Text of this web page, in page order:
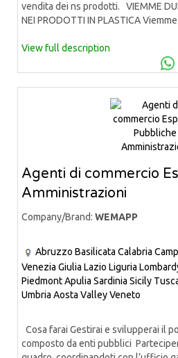
vendita dei ns prodotti. VIEMME
NEI PRODOTTI IN PLASTICA
View full description
Agenti di commercio
Amministrazioni
Company/Brand: WEMAPP
Abruzzo Basilicata Calabria
Venezia Giulia Lazio Liguria
PiedmontApulia Sardinia Sicily
Umbria Aosta ValleyVeneto
Cosa farai Gestirai e svilupperai il
composto da enti pubblici